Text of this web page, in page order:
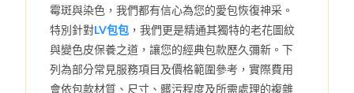
霉斑與染色，我們都有信心為您的愛包恢復神采。
特別針對LV包包 ，我們更是精通其獨特的老花圖紋
與變色皮保養之道，讓您的經典包款歷久彌新。下
列為部分常見服務項目及價格範圍參考，實際費用
會依包款材質、尺寸、髒污程度及所需處理的複雜